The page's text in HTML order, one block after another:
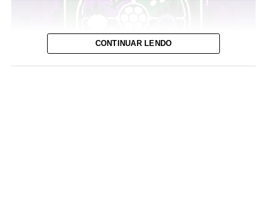
CONTINUAR LENDO